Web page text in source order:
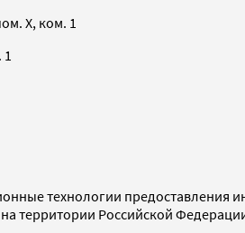
X, ком. 1
технологии предоставления
территории Российской